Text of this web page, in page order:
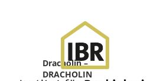
Dracholin –
DRACHOLIN